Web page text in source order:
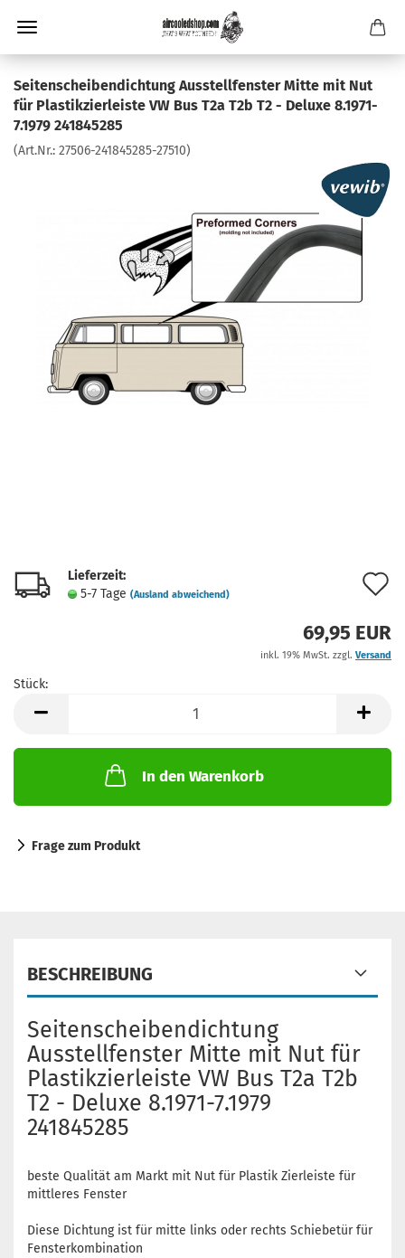
Seitenscheibendichtung Ausstellfenster Mitte mit Nut
für Plastikzierleiste VW Bus T2a T2b T2 - Deluxe 8.1971-
7.1979 241845285
(Art.Nr.: 27506-241845285-27510)
Lieferzeit:
5-7 Tage (Ausland abweichend)
69,95 EUR
inkl. 19% MwSt. zzgl. Versand
Stück:
In den Warenkorb
Frage zum Produkt
BESCHREIBUNG
Seitenscheibendichtung
Ausstellfenster Mitte mit Nut für
Plastikzierleiste VW Bus T2a T2b
T2 - Deluxe 8.1971-7.1979
241845285
beste Qualität am Markt mit Nut für Plastik Zierleiste für
mittleres Fenster
Diese Dichtung ist für mitte links oder rechts Schiebetür für
Fensterkombination